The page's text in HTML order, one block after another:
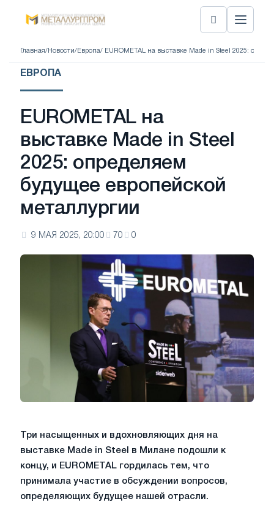
Главная/ Новости/ Европа/ EUROMETAL на выставке Made in Steel 2025:
ЕВРОПА
EUROMETAL на
выставке Made in Steel
2025: определяем
будущее европейской
металлургии
9 МАЯ 2025, 20:00 70 0
Три насыщенных и вдохновляющих дня на
выставке Made in Steel в Милане подошли к
концу, и EUROMETAL гордилась тем, что
принимала участие в обсуждении вопросов,
определяющих будущее нашей отрасли.